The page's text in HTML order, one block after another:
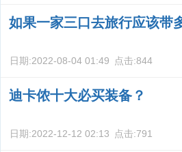
如果一家三口去旅行应该带
日期:2022-08-04 01:49 点击:844
迪卡侬十大必买装备？
日期:2022-12-12 02:13 点击:791